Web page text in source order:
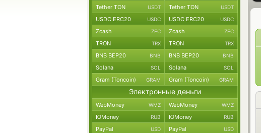
Tether TON USDT Tether TON USDT
USDC ERC20 USDC USDC ERC20 USDC
Zcash ZEC Zcash ZEC
TRON TRX TRON TRX
BNB BEP20 BNB BNB BEP20 BNB
Solana SOL Solana SOL
Gram (Toncoin) GRAM Gram (Toncoin) GRAM
Электронные деньги
WebMoney WMZ WebMoney WMZ
ЮMoney RUB ЮMoney RUB
PayPal USD PayPal USD